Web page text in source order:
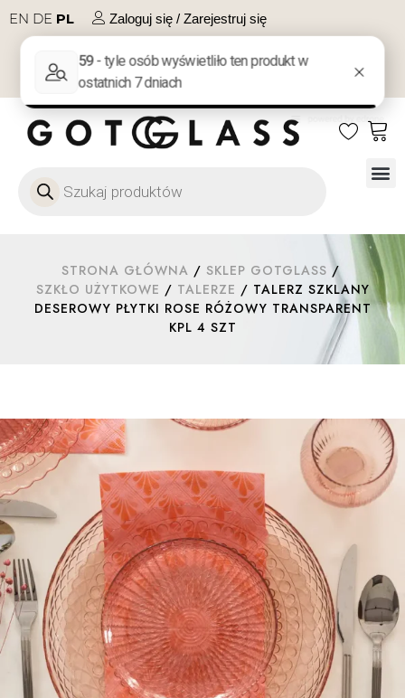
EN DE PL Zaloguj się / Zarejestruj się
NA PREZENT KONTAKT
STRONA GŁÓWNA / SKLEP GOTGLASS /
SZKŁO UŻYTKOWE / TALERZE / TALERZ SZKLANY
DESEROWY PŁYTKI ROSE RÓŻOWY TRANSPARENT
KPL 4 SZT